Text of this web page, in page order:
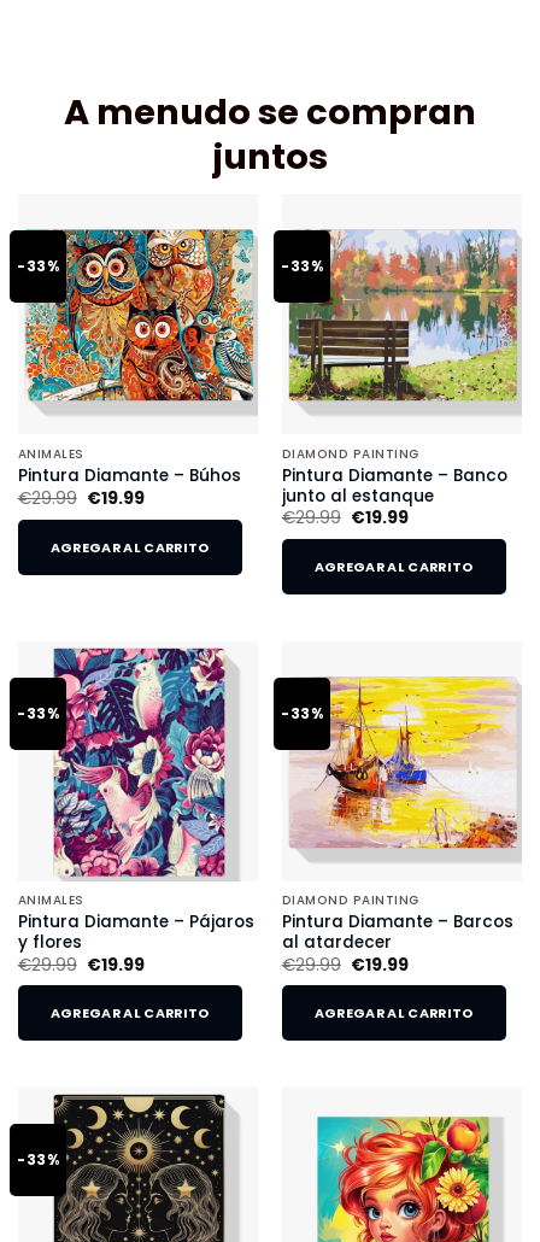
A menudo se compran
juntos
-33%
ANIMALES
Pintura Diamante – Búhos
€29.99 €19.99
AGREGAR AL CARRITO
-33%
DIAMOND PAINTING
Pintura Diamante – Banco
junto al estanque
€29.99 €19.99
AGREGAR AL CARRITO
-33%
ANIMALES
Pintura Diamante – Pájaros
y flores
€29.99 €19.99
AGREGAR AL CARRITO
-33%
DIAMOND PAINTING
Pintura Diamante – Barcos
al atardecer
€29.99 €19.99
AGREGAR AL CARRITO
-33%